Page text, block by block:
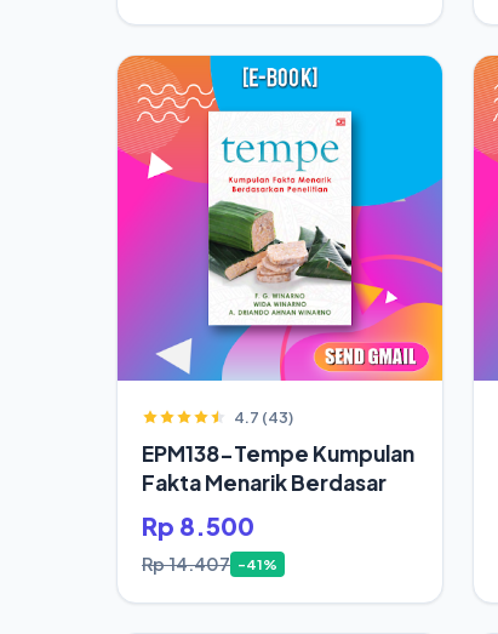
4.7 (43)
EPM138-Tempe Kumpulan
Fakta Menarik Berdasar
Rp 8.500
Rp 14.407 -41%